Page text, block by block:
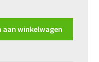
aan winkelwagen